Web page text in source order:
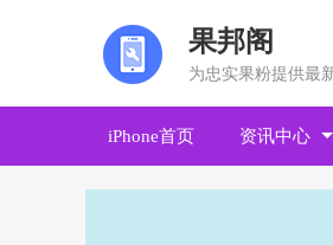
果邦阁
为忠实果粉提供最
iPhone首页 资讯中心